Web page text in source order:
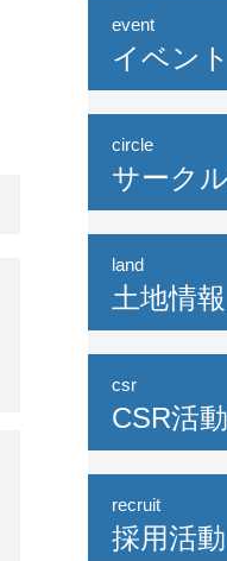
event
イベント
circle
サーク
land
土地情報
csr
CSR活動
recruit
採用活動